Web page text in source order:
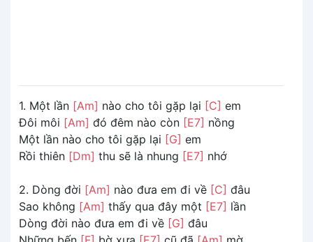
1. Một lần [Am] nào cho tôi gặp lại [C] em
Đôi môi [Am] đó đêm nào còn [E7] nồng
Một lần nào cho tôi gặp lại [G] em
Rồi thiên [Dm] thu sẽ là nhung [E7] nhớ
2. Dòng đời [Am] nào đưa em đi về [C] đâu
Sao không [Am] thấy qua đây một [E7] lần
Dòng đời nào đưa em đi về [G] đâu